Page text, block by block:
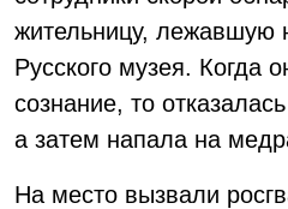
жительницу, лежавшую
Русского музея. Когда
сознание, то
а затем напала на
На место вызвали